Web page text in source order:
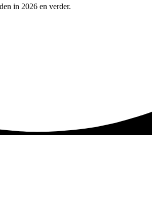
in 2026 en verder.